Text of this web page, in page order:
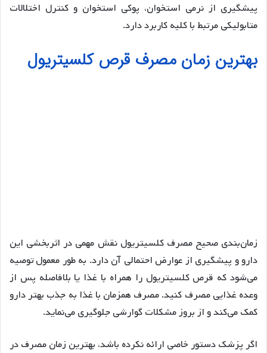
پیشگیری از نرمی استخوان، پوکی استخوان و کنترل اختلالات
متابولیکی مرتبط با کلیه کاربرد دارد.
بهترین زمان مصرف قرص کلسیتریول
زمان‌بندی صحیح مصرف کلسیتریول نقش مهمی در اثربخشی این
دارو و پیشگیری از عوارض احتمالی آن دارد. به طور معمول توصیه
می‌شود که قرص کلسیتریول را همراه با غذا یا بلافاصله پس از
وعده غذایی مصرف کنید. مصرف همزمان با غذا به جذب بهتر دارو
کمک می‌کند و از بروز مشکلات گوارشی جلوگیری می‌نماید.
اگر پزشک دستور خاصی ارائه نکرده باشد، بهترین زمان مصرف در